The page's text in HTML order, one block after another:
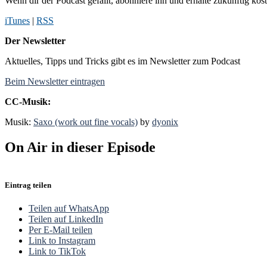
iTunes | RSS
Der Newsletter
Aktuelles, Tipps und Tricks gibt es im Newsletter zum Podcast
Beim Newsletter eintragen
CC-Musik:
Musik: Saxo (work out fine vocals) by dyonix
On Air in dieser Episode
Eintrag teilen
Teilen auf WhatsApp
Teilen auf LinkedIn
Per E-Mail teilen
Link to Instagram
Link to TikTok